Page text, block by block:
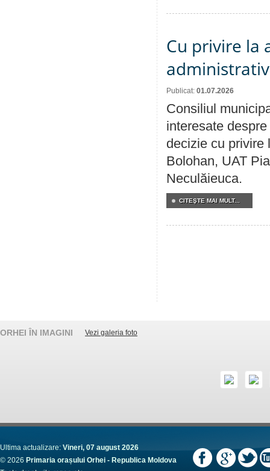
Cu privire la
Publicat: 01.07.2026
Consiliul
interesate
decizie cu privire
Bolohan, UAT
Neculăieuca.
CITEŞTE MAI MULT...
ORHEI ÎN IMAGINI Vezi galeria foto
Ultima actualizare: Vineri, 07 august 2026
© 2026 Primaria orașului Orhei - Republica Moldova